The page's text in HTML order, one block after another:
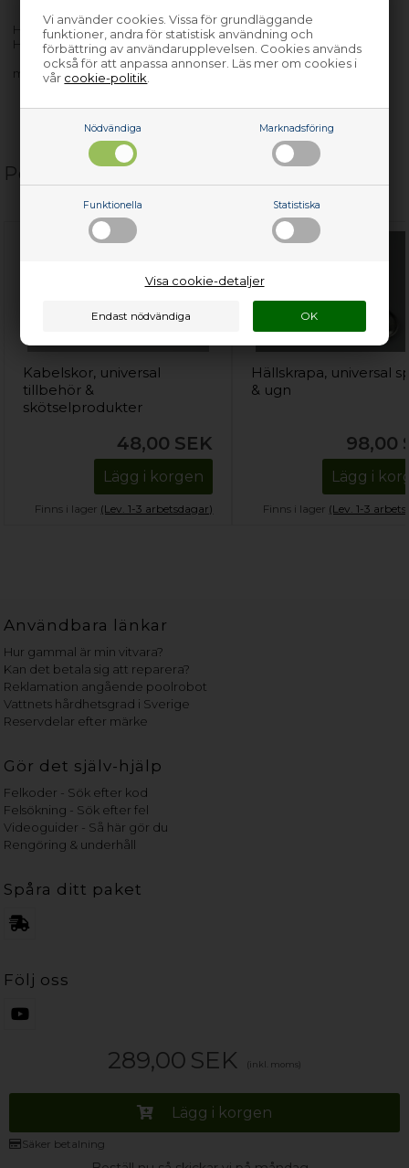
Vi använder cookies. Vissa för grundläggande
funktioner, andra för statistisk användning och
förbättring av användarupplevelsen. Cookies används
också för att anpassa annonser. Läs mer om cookies i
vår cookie-politik
Nödvändiga Marknadsföring
Funktionella Statistiska
Visa cookie-detaljer
HI3000IA - 949712810-00
HI3000IA - 949712810-02
med flera…
289,00 SEK (inkl. moms)
Lägg i korgen
Säker betalning
Populära relaterade produkter
Kabelskor, universal
tillbehör &
skötselprodukter
48,00 SEK
Lägg i korgen
Finns i lager (Lev. 1-3 arbetsdagar)
Hällskrapa, universal
& ugn
98,00
Lägg i
Finns i lager (Lev. 1-3
Användbara länkar
Hur gammal är min vitvara?
Kan det betala sig att reparera?
Reklamation angående poolrobot
Vattnets hårdhetsgrad i Sverige
Reservdelar efter märke
Gör det själv-hjälp
Felkoder - Sök efter kod
Felsökning - Sök efter fel
Videoguider - Så här gör du
Rengöring & underhåll
Spåra ditt paket
Följ oss